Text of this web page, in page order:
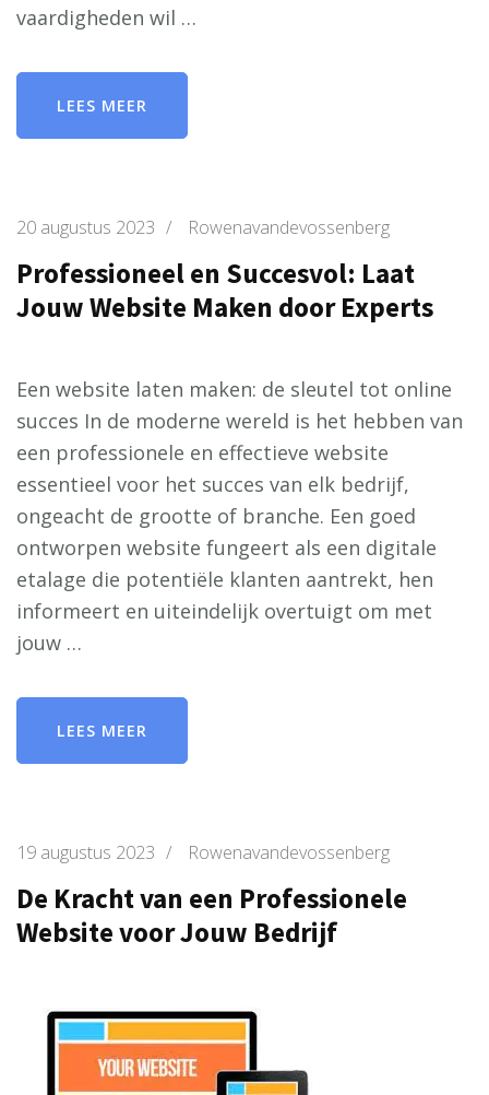
vaardigheden wil …
LEES MEER
20 augustus 2023 / Rowenavandevossenberg
Professioneel en Succesvol: Laat
Jouw Website Maken door Experts
Een website laten maken: de sleutel tot online
succes In de moderne wereld is het hebben van
een professionele en effectieve website
essentieel voor het succes van elk bedrijf,
ongeacht de grootte of branche. Een goed
ontworpen website fungeert als een digitale
etalage die potentiële klanten aantrekt, hen
informeert en uiteindelijk overtuigt om met
jouw …
LEES MEER
19 augustus 2023 / Rowenavandevossenberg
De Kracht van een Professionele
Website voor Jouw Bedrijf